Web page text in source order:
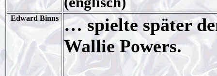
Edward Binns
… spielte später
Wallie Powers.